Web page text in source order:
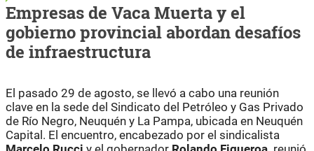
Empresas de Vaca Muerta y el
gobierno provincial abordan desafíos
de infraestructura
El pasado 29 de agosto, se llevó a cabo una reunión
clave en la sede del Sindicato del Petróleo y Gas Privado
de Río Negro, Neuquén y La Pampa, ubicada en Neuquén
Capital. El encuentro, encabezado por el sindicalista